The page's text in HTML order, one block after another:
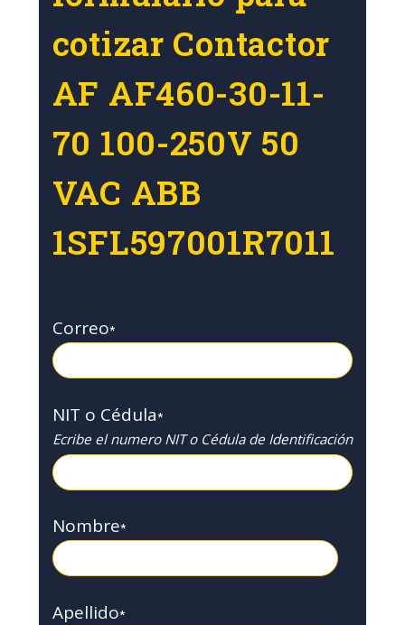
cotizar Contactor
AF AF460-30-11-
70 100-250V 50
VAC ABB
1SFL597001R7011
Correo*
NIT o Cédula*
Ecribe el numero NIT o Cédula de Identificación
Nombre*
Apellido*